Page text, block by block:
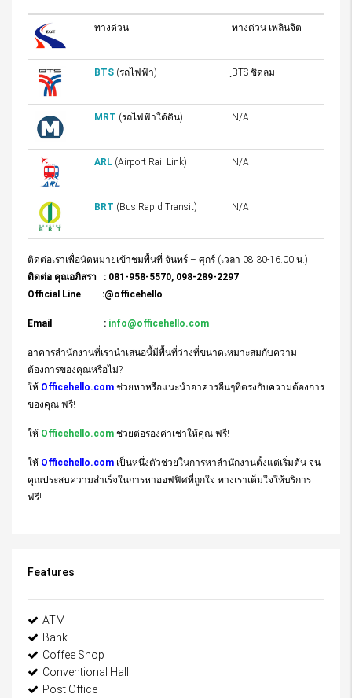
ทางด่วน ทางด่วน เพลินจิต
BTS (รถไฟฟ้า) ฺBTS ชิดลม
MRT (รถไฟฟ้าใต้ดิน) N/A
ARL (Airport Rail Link) N/A
BRT (Bus Rapid Transit) N/A
ติดต่อเราเพื่อนัดหมายเข้าชมพื้นที่ จันทร์ – ศุกร์ (เวลา 08.30-16.00 น.)
ติดต่อ คุณอภิสรา : 081-958-5570, 098-289-2297
Official Line :@officehello
Email : info@officehello.com
อาคารสำนักงานที่เรานำเสนอนี้มีพื้นที่ว่างที่ขนาดเหมาะสมกับความ
ต้องการของคุณหรือไม่?
ให้ Officehello.com ช่วยหาหรือแนะนำอาคารอื่นๆที่ตรงกับความต้องการ
ของคุณ ฟรี!
ให้ Officehello.com ช่วยต่อรองค่าเช่าให้คุณ ฟรี!
ให้ Officehello.com เป็นหนึ่งตัวช่วยในการหาสำนักงานตั้งแต่เริ่มต้น จน
คุณประสบความสำเร็จในการหาออฟฟิศที่ถูกใจ ทางเราเต็มใจให้บริการ
ฟรี!
Features
ATM
Bank
Coffee Shop
Conventional Hall
Post Office